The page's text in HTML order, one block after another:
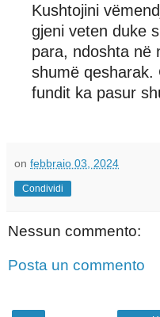
Kushtojini
gjeni veten duke
para, ndoshta në
shumë qesharak.
fundit ka pasur
on febbraio 03, 2024
Condividi
Nessun commento:
Posta un commento